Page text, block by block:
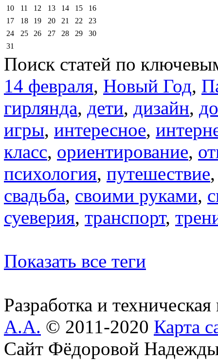
10
11 12 13 14 15
16
17
18 19 20 21 22
23
24
25 26 27 28 29
30
31
Поиск статей по
14 февраля, Новый Год,
гирлянда, дети, дизайн,
игры, интересное,
класс, ориентирование,
психология, путешествие
свадьба, своими руками,
суеверия, транспорт,
Показать все теги
Разработка и
А.А. © 2011-2020 Карта
Сайт Фёдоровой